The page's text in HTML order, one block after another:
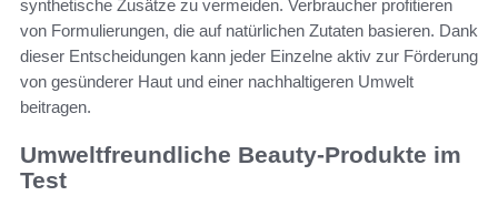
synthetische Zusätze zu vermeiden. Verbraucher profitieren
von Formulierungen, die auf natürlichen Zutaten basieren. Dank
dieser Entscheidungen kann jeder Einzelne aktiv zur Förderung
von gesünderer Haut und einer nachhaltigeren Umwelt
beitragen.
Umweltfreundliche Beauty-Produkte im
Test